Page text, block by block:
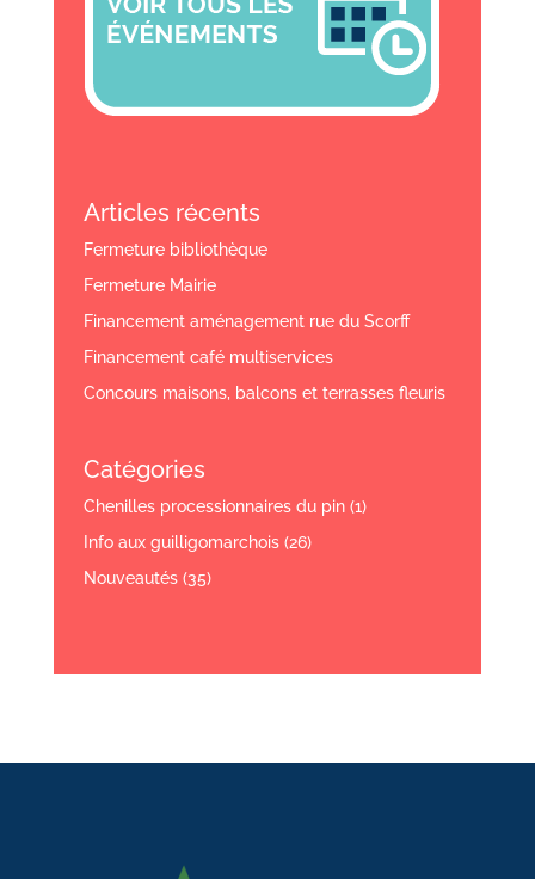
Articles récents
Fermeture bibliothèque
Fermeture Mairie
Financement aménagement rue du Scorff
Financement café multiservices
Concours maisons, balcons et terrasses fleuris
Catégories
Chenilles processionnaires du pin(1)
Info aux guilligomarchois(26)
Nouveautés(35)